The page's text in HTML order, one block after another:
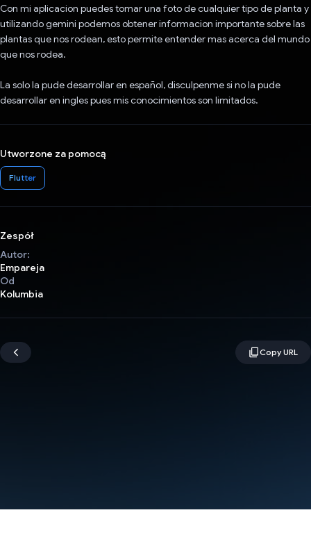
Con mi aplicacion puedes tomar una foto de cualquier tipo de planta y
utilizando gemini podemos obtener informacion importante sobre las
plantas que nos rodean, esto permite entender mas acerca del mundo
que nos rodea.
La solo la pude desarrollar en español, disculpenme si no la pude
desarrollar en ingles pues mis conocimientos son limitados.
Utworzone za pomocą
Flutter
Zespół
Autor:
Empareja
Od
Kolumbia